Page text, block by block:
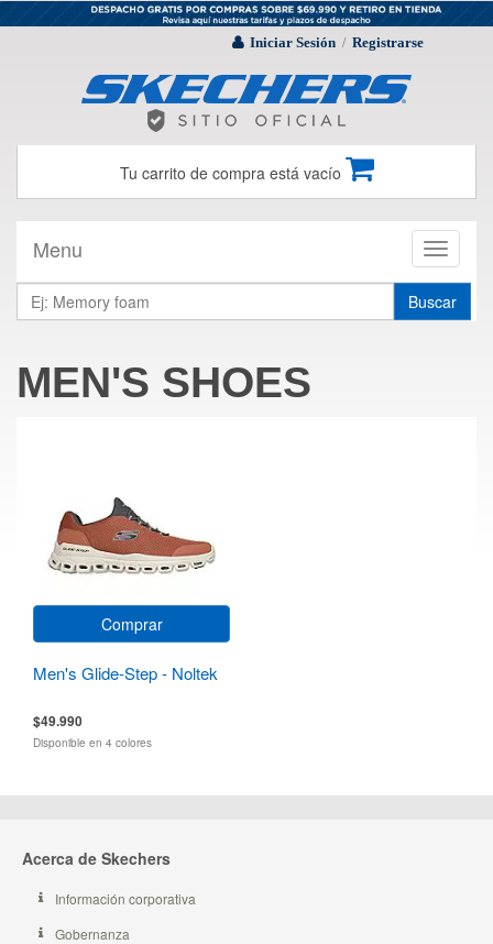
Iniciar Sesión / Registrarse
Tu carrito de compra está vacío
Toggle
Menu
Buscar
MEN'S SHOES
Comprar
Men's Glide-Step - Noltek
$49.990
Disponible en 4 colores
Acerca de Skechers
Información corporativa
Gobernanza